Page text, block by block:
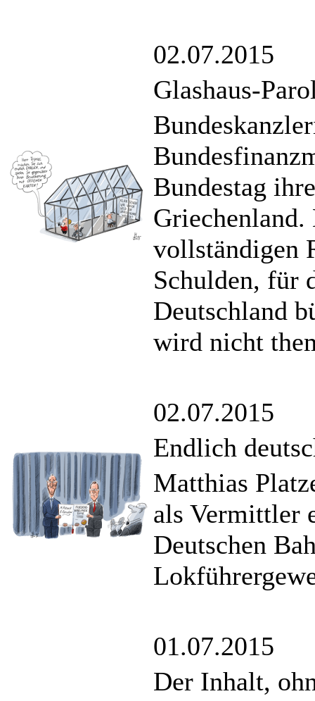
02.07.2015
Glashaus-
Bundestag
vollständigen
Schulden, für
Deutschland
wird nicht
02.07.2015
Endlich
Matthias
als Vermittler
Deutschen
01.07.2015
Der Inhalt,